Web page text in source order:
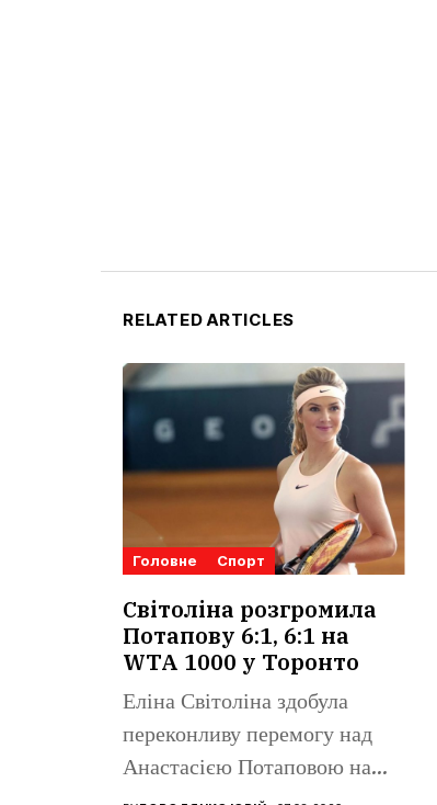
RELATED ARTICLES
Головне Спорт
Світоліна розгромила
Потапову 6:1, 6:1 на
WTA 1000 у Торонто
Еліна Світоліна здобула
переконливу перемогу над
Анастасією Потаповою на